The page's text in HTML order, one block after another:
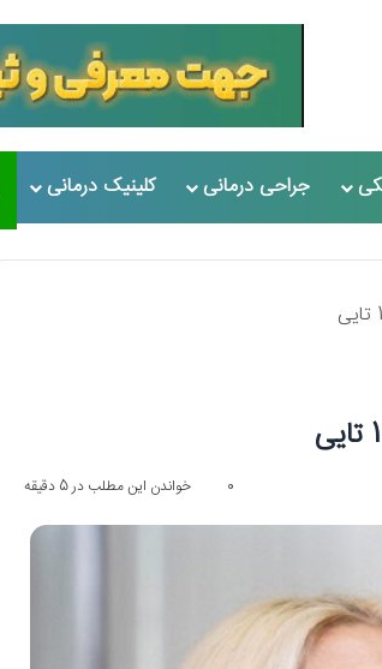
جراحی درمانی کلینیک درمانی
0 خواندن این مطلب در 5 دقیقه